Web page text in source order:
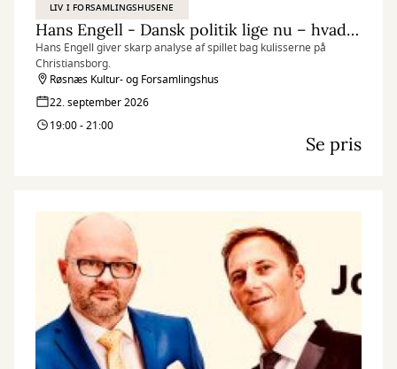
LIV I FORSAMLINGSHUSENE
Hans Engell - Dansk politik lige nu – hvad sker der og hvorfor ?
Hans Engell giver skarp analyse af spillet bag kulisserne på
Christiansborg.
Røsnæs Kultur- og Forsamlingshus
22. september 2026
19:00 - 21:00
Se pris